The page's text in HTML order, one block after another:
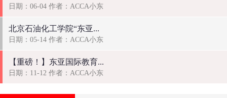
日期：06-04 作者：ACCA小东
北京石油化工学院“东亚...
日期：05-14 作者：ACCA小东
【重磅！】东亚国际教育...
日期：11-12 作者：ACCA小东